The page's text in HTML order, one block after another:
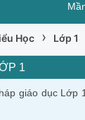
Học › Lớp 1
1
giáo dục Lớp